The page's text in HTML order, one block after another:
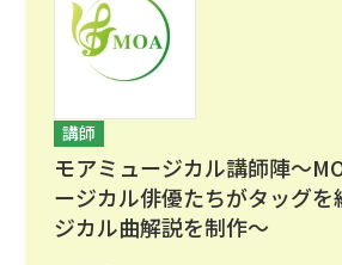
講師
モアミュージカル講師陣～
ージカル俳優たちがタッグを
ジカル曲解説を制作～